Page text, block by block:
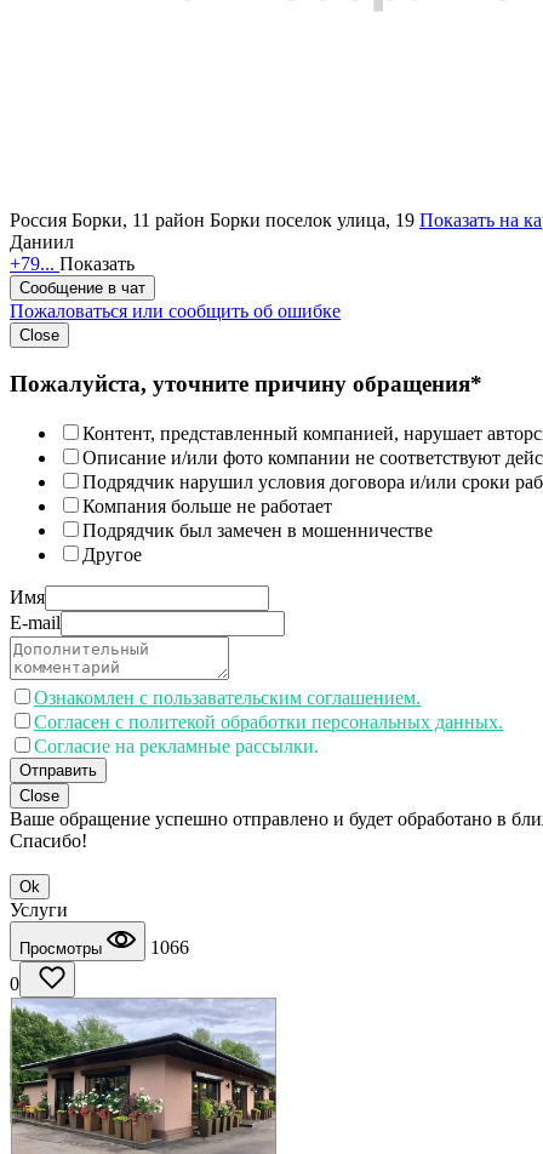
Россия Борки, 11 район Борки поселок улица, 19 Показать на
Даниил
+79... Показать
Сообщение в чат
Пожаловаться или сообщить об ошибке
Close
Пожалуйста, уточните причину обращения*
Контент, представленный компанией, нарушает
Описание и/или фото компании не соответствуют
Подрядчик нарушил условия договора и/или сроки
Компания больше не работает
Подрядчик был замечен в мошенничестве
Другое
Имя
E-mail
Ознакомлен с пользавательским соглашением.
Согласен с политекой обработки персональных данных.
Согласие на рекламные рассылки.
Отправить
Close
Ваше обращение успешно отправлено и будет обработано в
Спасибо!
Ok
Услуги
Просмотры
1066
0